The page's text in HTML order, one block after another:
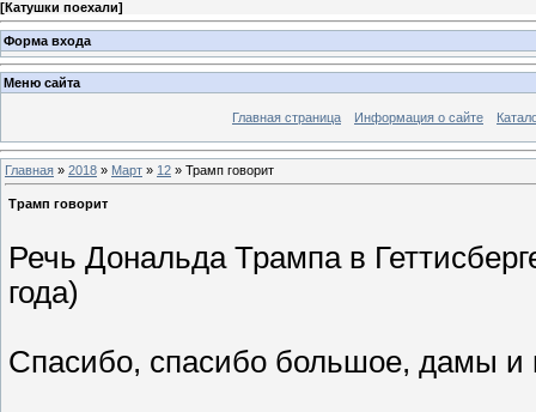
[Катушки поехали]
Форма входа
Меню сайта
Главная страница Информация о сайте
Главная » 2018 » Март » 12 » Трамп говорит
Трамп говорит
Речь Дональда Трампа в
года)
Спасибо, спасибо большое, дамы и